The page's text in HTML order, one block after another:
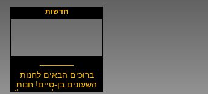
חדשות
_______
ברוכים הבאים לחנות
השעונים בן-טיים! חנות
השעונים הזולה בישראל!